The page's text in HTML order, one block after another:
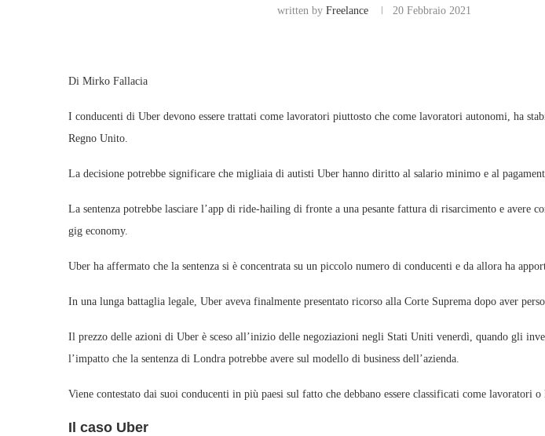
written byFreelance 20 Febbraio 2021
Di Mirko Fallacia
I conducenti di Uber devono essere trattati come lavoratori piuttosto che come lavoratori autonomi, ha
Regno Unito.
La decisione potrebbe significare che migliaia di autisti Uber hanno diritto al salario minimo e al
La sentenza potrebbe lasciare l’app di ride-hailing di fronte a una pesante fattura di risarcimento e avere
gig economy.
Uber ha affermato che la sentenza si è concentrata su un piccolo numero di conducenti e da allora ha
In una lunga battaglia legale, Uber aveva finalmente presentato ricorso alla Corte Suprema dopo aver
Il prezzo delle azioni di Uber è sceso all’inizio delle negoziazioni negli Stati Uniti venerdì, quando gli
l’impatto che la sentenza di Londra potrebbe avere sul modello di business dell’azienda.
Viene contestato dai suoi conducenti in più paesi sul fatto che debbano essere classificati come lavoratori
Il caso Uber